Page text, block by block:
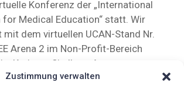
Zustimmung verwalten
Konferenz der „International
Medical Education“ statt. Wir
dem virtuellen UCAN-Stand Nr.
Arena 2 im Non-Profit-Bereich
Kreieren Sie Ihren Avatar,
uns am Messestand und erfahren